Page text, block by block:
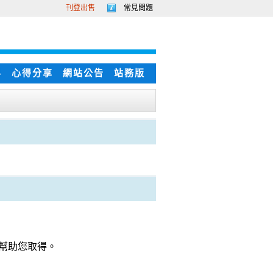
刊登出售 常見問題
心得分享 網站公告 站務版
助您取得。